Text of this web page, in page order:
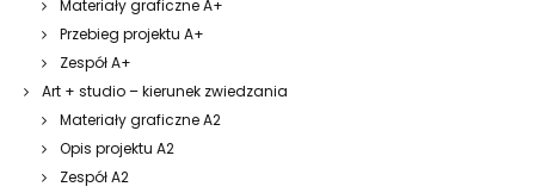
Materiały graficzne A+
Przebieg projektu A+
Zespół A+
Art + studio – kierunek zwiedzania
Materiały graficzne A2
Opis projektu A2
Zespół A2